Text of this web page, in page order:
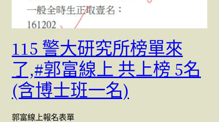
115 警大研究所榜單來
了,#郭富線上 共上榜 5名
(含博士班一名)
郭富線上報名表單